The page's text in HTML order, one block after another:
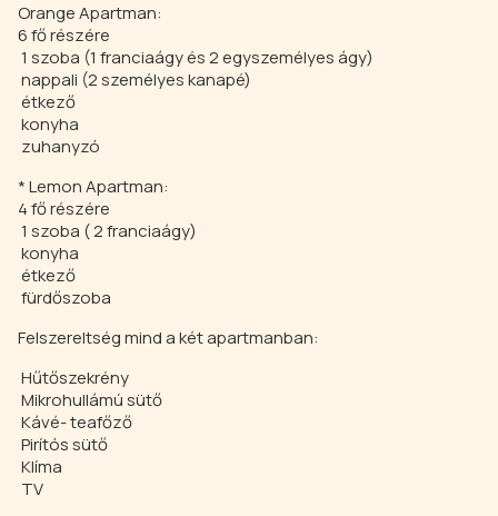
Orange Apartman:
6 fő részére
1 szoba (1 franciaágy és 2 egyszemélyes ágy)
nappali (2 személyes kanapé)
étkező
konyha
zuhanyzó
* Lemon Apartman:
4 fő részére
1 szoba ( 2 franciaágy)
konyha
étkező
fürdőszoba
Felszereltség mind a két apartmanban:
Hűtőszekrény
Mikrohullámú sütő
Kávé- teafőző
Pirítós sütő
Klíma
TV